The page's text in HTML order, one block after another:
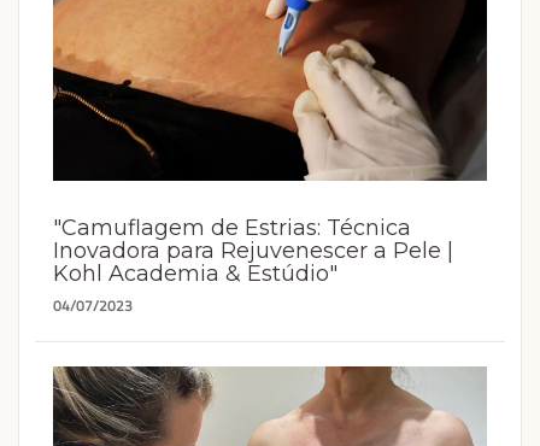
"Camuflagem de Estrias: Técnica
Inovadora para Rejuvenescer a Pele |
Kohl Academia & Estúdio"
04/07/2023